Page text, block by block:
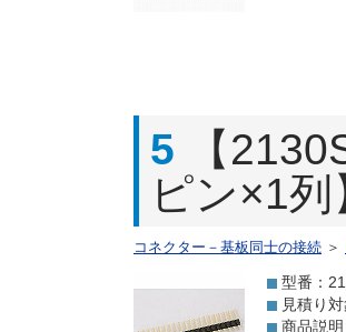
5
【
ピン×1列
コネクター－基板同士の接続 ＞
型番：
見積り
商品説明